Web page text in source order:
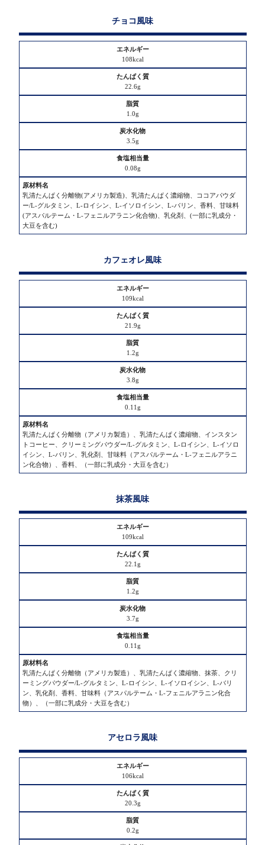
チョコ風味
108kcal
22.6g
1.0g
3.5g
0.08g
乳清たんぱく分離物(アメリカ製造)、乳清たんぱく濃縮物、ココアパウダ
ー/L-グルタミン、L-ロイシン、L-イソロイシン、L-バリン、香料、甘味料
(アスパルテーム・L-フェニルアラニン化合物)、乳化剤、(一部に乳成分・
大豆を含む)
カフェオレ風味
109kcal
21.9g
1.2g
3.8g
0.11g
乳清たんぱく分離物（アメリカ製造）、乳清たんぱく濃縮物、インスタン
トコーヒー、クリーミングパウダー/L-グルタミン、L-ロイシン、L-イソロ
イシン、L-バリン、乳化剤、甘味料（アスパルテーム・L-フェニルアラニ
ン化合物）、香料、（一部に乳成分・大豆を含む）
抹茶風味
109kcal
22.1g
1.2g
3.7g
0.11g
乳清たんぱく分離物（アメリカ製造）、乳清たんぱく濃縮物、抹茶、クリ
ーミングパウダー/L-グルタミン、L-ロイシン、L-イソロイシン、L-バリ
ン、乳化剤、香料、甘味料（アスパルテーム・L-フェニルアラニン化合
物）、（一部に乳成分・大豆を含む）
アセロラ風味
106kcal
20.3g
0.2g